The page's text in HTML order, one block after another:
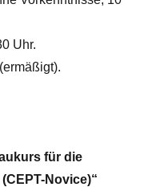
Uhr.
für die
Novice)“